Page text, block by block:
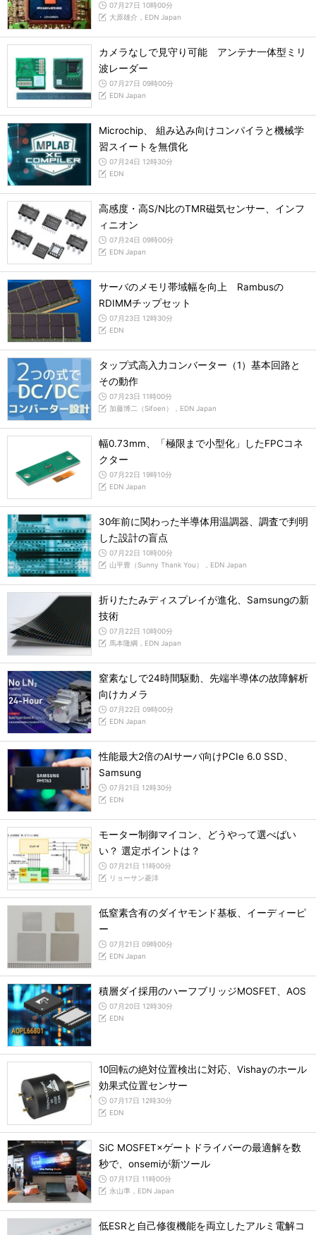
07月27日 10時00分
大原雄介，EDN Japan
カメラなしで見守り可能 アンテナ一体型ミリ
波レーダー
07月27日 09時00分
EDN Japan
Microchip、 組み込み向けコンパイラと機械学
習スイートを無償化
07月24日 12時30分
EDN
高感度・高S/N比のTMR磁気センサー、インフ
ィニオン
07月24日 09時00分
EDN Japan
サーバのメモリ帯域幅を向上 Rambusの
RDIMMチップセット
07月23日 12時30分
EDN
タップ式高入力コンバーター（1）基本回路と
その動作
07月23日 11時00分
加藤博二（Sifoen），EDN Japan
幅0.73mm、「極限まで小型化」したFPCコネ
クター
07月22日 19時10分
EDN Japan
30年前に関わった半導体用温調器、調査で判明
した設計の盲点
07月22日 10時00分
山平豊（Sunny Thank You），EDN Japan
折りたたみディスプレイが進化、Samsungの新
技術
07月22日 10時00分
馬本隆綱，EDN Japan
窒素なしで24時間駆動、先端半導体の故障解析
向けカメラ
07月22日 09時00分
EDN Japan
性能最大2倍のAIサーバ向けPCIe 6.0 SSD、
Samsung
07月21日 12時30分
EDN
モーター制御マイコン、どうやって選べばい
い？ 選定ポイントは？
07月21日 11時00分
リョーサン菱洋
低窒素含有のダイヤモンド基板、イーディーピ
ー
07月21日 09時00分
EDN Japan
積層ダイ採用のハーフブリッジMOSFET、AOS
07月20日 12時30分
EDN
10回転の絶対位置検出に対応、Vishayのホール
効果式位置センサー
07月17日 12時30分
EDN
SiC MOSFET×ゲートドライバーの最適解を数
秒で、onsemiが新ツール
07月17日 11時00分
永山準，EDN Japan
低ESRと自己修復機能を両立したアルミ電解コ